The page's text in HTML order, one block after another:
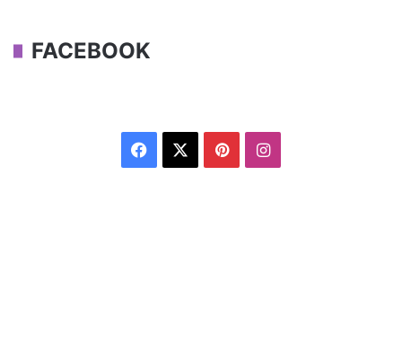
FACEBOOK
Facebook PinterestInstagram